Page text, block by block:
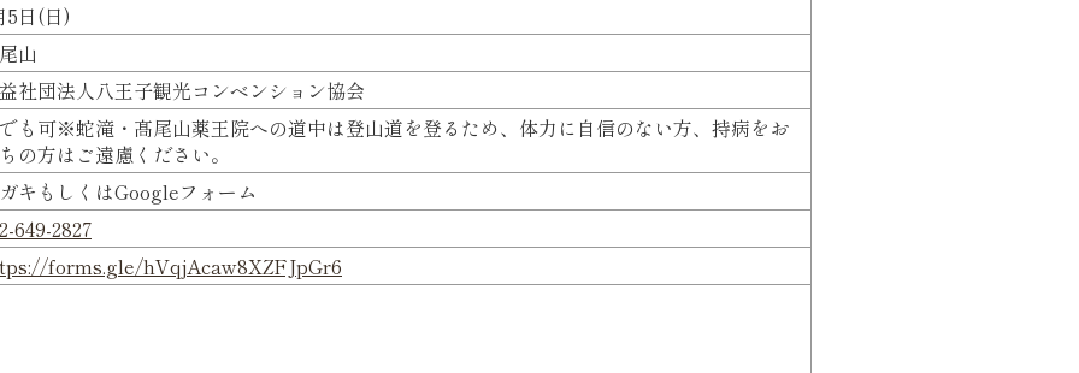
5日(日)
山
社団法人八王子観光コンベンション協会
も可※蛇滝・髙尾山薬王院への道中は登山道を登るため、体力に自信のない方、持病をお
の方はご遠慮ください。
キもしくはGoogleフォーム
649-2827
forms.gle/hVqjAcaw8XZFJpGr6